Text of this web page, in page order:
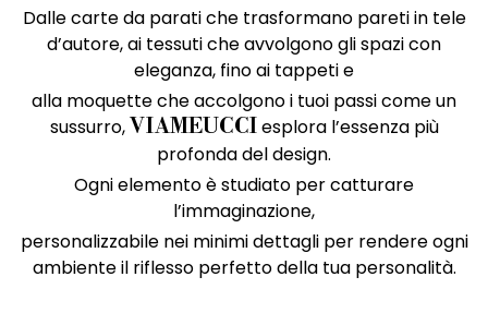
Dalle carte da parati che trasformano pareti in tele
d’autore, ai tessuti che avvolgono gli spazi con
eleganza, fino ai tappeti e
alla moquette che accolgono i tuoi passi come un
sussurro, VIAMEUCCIesplora l’essenza più
profonda del design.
Ogni elemento è studiato per catturare
l’immaginazione,
personalizzabile nei minimi dettagli per rendere ogni
ambiente il riflesso perfetto della tua personalità.